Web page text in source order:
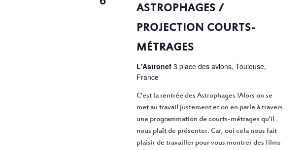
ASTROPHAGES /
PROJECTION COURTS-
MÉTRAGES
L'Astronef 3 place des avions, Toulouse,
France
C'est la rentrée des Astrophages !Alors on se
met au travail justement et on en parle à travers
une programmation de courts-métrages qu'il
nous plaît de présenter. Car, oui cela nous fait
plaisir de travailler pour vous montrer des films